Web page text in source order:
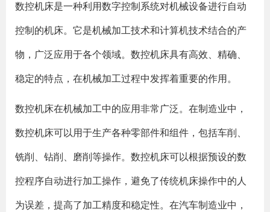
数控机床是一种利用数字控制系统对机械设备进行自动
控制的机床。它是机械加工技术和计算机技术结合的产
物，广泛应用于各个领域。数控机床具有高效、精确、
稳定的特点，在机械加工过程中发挥着重要的作用。
数控机床在机械加工中的应用非常广泛。在制造业中，
数控机床可以用于生产各种零部件和组件，包括车削、
铣削、钻削、磨削等操作。数控机床可以根据预设的数
控程序自动进行加工操作，避免了传统机床操作中的人
为误差，提高了加工精度和稳定性。在汽车制造业中，